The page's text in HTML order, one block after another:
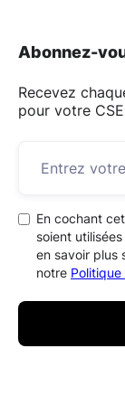
Abonnez-
Recevez
pour votre
En cochant
soient
en savoir plus
notre